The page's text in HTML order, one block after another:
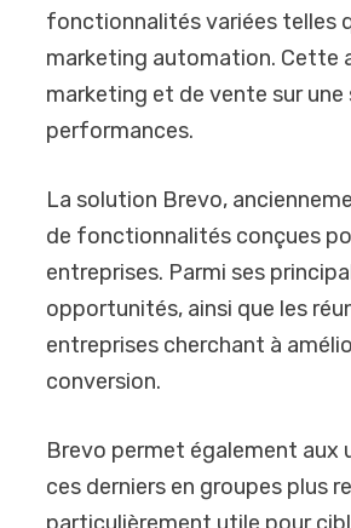
fonctionnalités variées telles
marketing automation. Cette
marketing et de vente sur
performances.
La solution Brevo,
de fonctionnalités conçues
entreprises. Parmi ses
opportunités, ainsi que les
entreprises cherchant à
conversion.
Brevo permet également
ces derniers en groupes plus